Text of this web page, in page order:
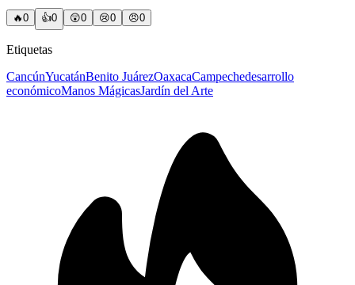
🔥0 👍0 😲0 😢0 😠0
Etiquetas
CancúnYucatánBenito JuárezOaxacaCampechedesarrollo
económicoManos MágicasJardín del Arte